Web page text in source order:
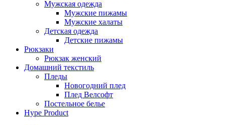
Мужская одежда
Мужские пижамы
Мужские халаты
Детская одежда
Детские пижамы
Рюкзаки
Рюкзак женский
Домашний текстиль
Пледы
Новогодний плед
Плед Велсофт
Постельное белье
Hype Product